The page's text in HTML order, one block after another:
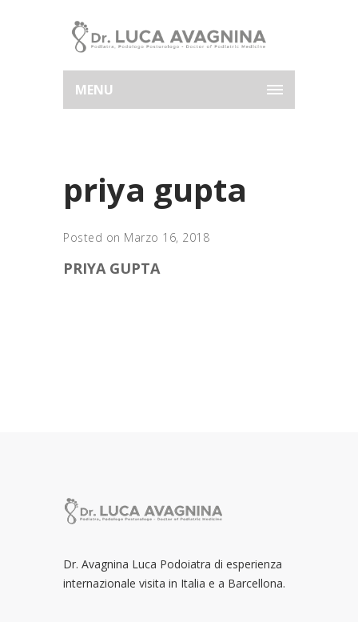
MENU
priya gupta
Posted on Marzo 16, 2018
PRIYA GUPTA
Dr. Avagnina Luca Podoiatra di esperienza
internazionale visita in Italia e a Barcellona.